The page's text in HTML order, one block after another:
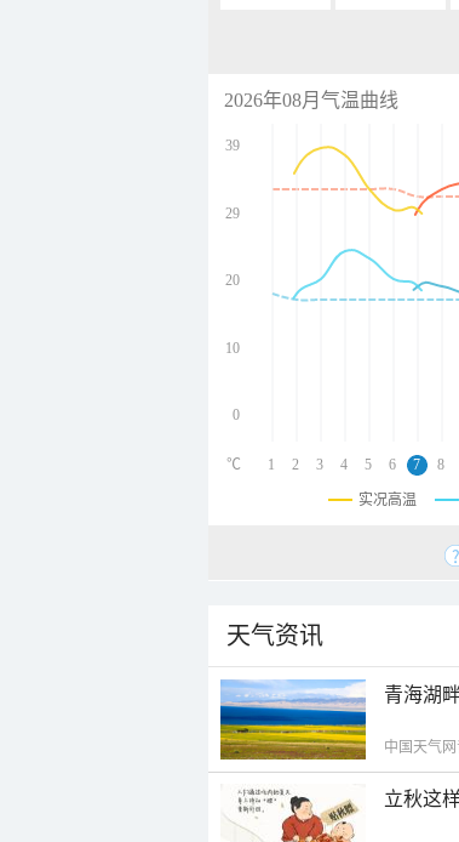
2026年08月气温曲线
39
29
20
10
0
1 2 3 4 5 6 7 8
℃
实况高温
天气资讯
青海湖
中国天气网
立秋这